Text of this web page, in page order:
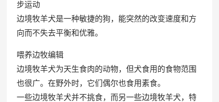
步运动
边境牧羊犬是一种敏捷的狗，能突然的改变速度和方
向而不失去平衡和优雅。
喂养边牧编辑
边境牧羊犬为天生食肉的动物，但犬食用的食物范围
也很广。在野外时，它们偶尔也食用素食。
一些边境牧羊犬并不挑食，而另一些边境牧羊犬，特